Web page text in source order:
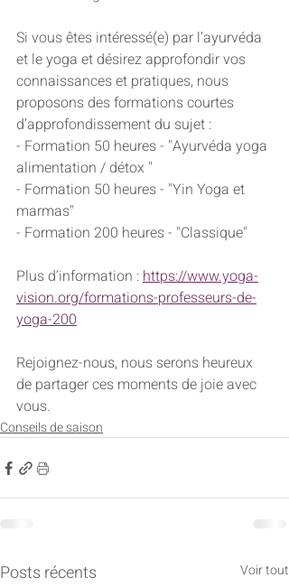
Si vous êtes intéressé(e) par l’ayurvéda
et le yoga et désirez approfondir vos
connaissances et pratiques, nous
proposons des formations courtes
d’approfondissement du sujet :
- Formation 50 heures - "Ayurvéda yoga
alimentation / détox "
- Formation 50 heures - "Yin Yoga et
marmas"
- Formation 200 heures - "Classique"
Plus d’information : https://www.yoga-
vision.org/formations-professeurs-de-
yoga-200
Rejoignez-nous, nous serons heureux
de partager ces moments de joie avec
vous.
Conseils de saison
Posts récents Voir tout